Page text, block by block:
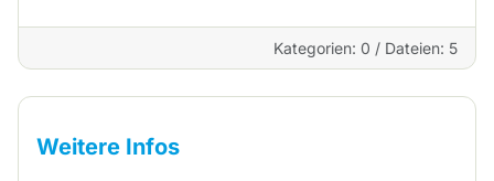
Kategorien: 0 / Dateien: 5
Weitere Infos